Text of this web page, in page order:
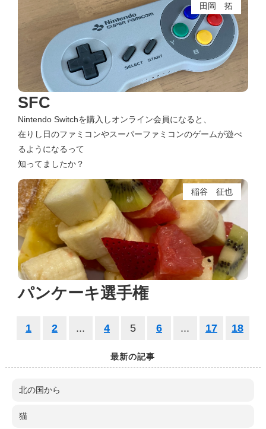
田岡 拓
SFC
Nintendo Switchを購入しオンライン会員になると、
在りし日のファミコンやスーパーファミコンのゲームが遊べ
るようになるって
知ってましたか？
稲谷 征也
パンケーキ選手権
1 2 ... 4 5 6 ... 17 18
最新の記事
北の国から
猫